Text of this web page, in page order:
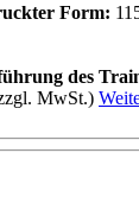
Form:
des
MwSt.)